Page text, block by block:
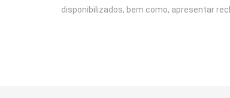
disponibilizados, bem como, apresentar